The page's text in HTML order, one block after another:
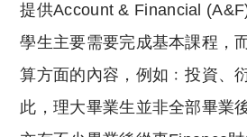
提供Account & Financial
學生主要需要完成基本課程，
算方面的內容，例如﹕投資、
此，理大畢業生並非全部畢業